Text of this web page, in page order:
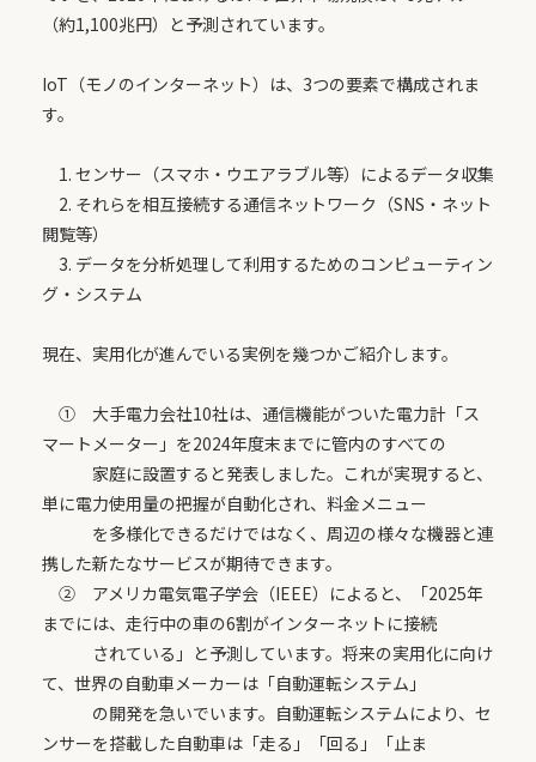
（約1,100兆円）と予測されています。
IoT（モノのインターネット）は、3つの要素で構成されま
す。
1. センサー（スマホ・ウエアラブル等）によるデータ収集
2. それらを相互接続する通信ネットワーク（SNS・ネット
閲覧等）
3. データを分析処理して利用するためのコンピューティン
グ・システム
現在、実用化が進んでいる実例を幾つかご紹介します。
① 大手電力会社10社は、通信機能がついた電力計「ス
マートメーター」を2024年度末までに管内のすべての
家庭に設置すると発表しました。これが実現すると、
単に電力使用量の把握が自動化され、料金メニュー
を多様化できるだけではなく、周辺の様々な機器と連
携した新たなサービスが期待できます。
② アメリカ電気電子学会（IEEE）によると、「2025年
までには、走行中の車の6割がインターネットに接続
されている」と予測しています。将来の実用化に向け
て、世界の自動車メーカーは「自動運転システム」
の開発を急いでいます。自動運転システムにより、セ
ンサーを搭載した自動車は「走る」「回る」「止ま